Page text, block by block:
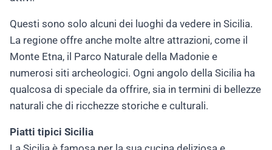
Questi sono solo alcuni dei luoghi da vedere in Sicilia.
La regione offre anche molte altre attrazioni, come il
Monte Etna, il Parco Naturale della Madonie e
numerosi siti archeologici. Ogni angolo della Sicilia ha
qualcosa di speciale da offrire, sia in termini di bellezze
naturali che di ricchezze storiche e culturali.
Piatti tipici Sicilia